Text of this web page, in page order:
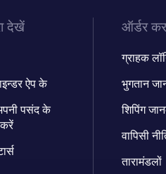
देखें
ऐप के
पसंद के
करें
ऑर्डर
ग्राहक
भुगतान
शिपिंग
वापिसी
तारामंडलों